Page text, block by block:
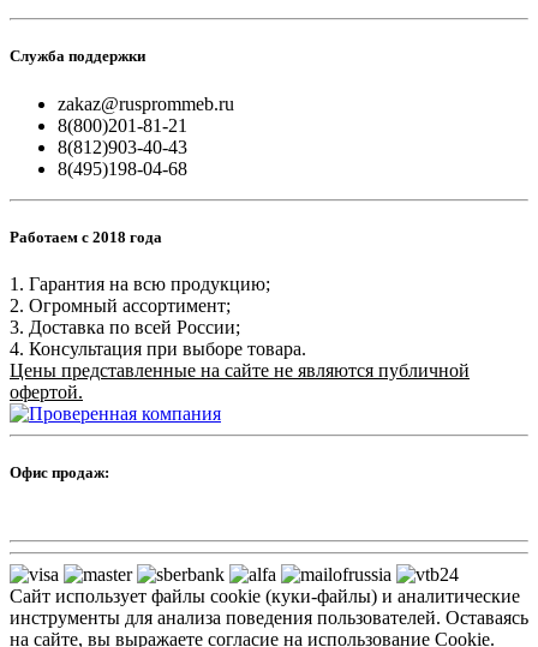
Служба поддержки
zakaz@rusprommeb.ru
8(800)201-81-21
8(812)903-40-43
8(495)198-04-68
Работаем с 2018 года
1. Гарантия на всю продукцию;
2. Огромный ассортимент;
3. Доставка по всей России;
4. Консультация при выборе товара.
Цены представленные на сайте не являются публичной
офертой.
Офис продаж:
Сайт использует файлы cookie (куки-файлы) и аналитические
инструменты для анализа поведения пользователей. Оставаясь
на сайте, вы выражаете согласие на использование Cookie.